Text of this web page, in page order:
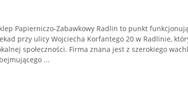
Papierniczo-Zabawkowy Radlin to punkt
przy ulicy Wojciecha Korfantego 20 w Radlinie,
społeczności. Firma znana jest z szerokiego
...